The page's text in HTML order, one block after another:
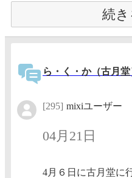
続
ら・く・か（古月
[295] mixiユーザー
04月21日
4月６日に古月堂に